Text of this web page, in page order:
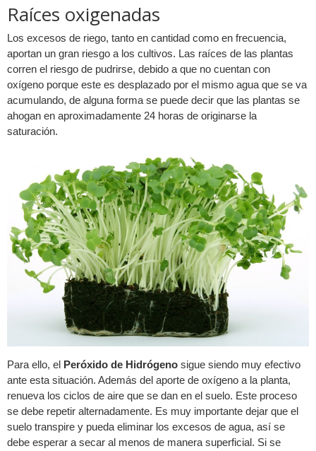
Raíces oxigenadas
Los excesos de riego, tanto en cantidad como en frecuencia,
aportan un gran riesgo a los cultivos. Las raíces de las plantas
corren el riesgo de pudrirse, debido a que no cuentan con
oxígeno porque este es desplazado por el mismo agua que se va
acumulando, de alguna forma se puede decir que las plantas se
ahogan en aproximadamente 24 horas de originarse la
saturación.
Para ello, el Peróxido de Hidrógeno sigue siendo muy efectivo
ante esta situación. Además del aporte de oxígeno a la planta,
renueva los ciclos de aire que se dan en el suelo. Este proceso
se debe repetir alternadamente. Es muy importante dejar que el
suelo transpire y pueda eliminar los excesos de agua, así se
debe esperar a secar al menos de manera superficial. Si se